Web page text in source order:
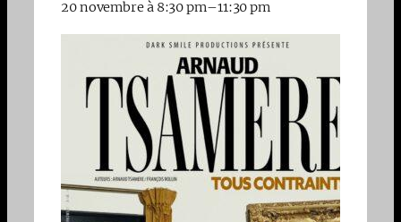
20 novembre à 8:30 pm–11:30 pm